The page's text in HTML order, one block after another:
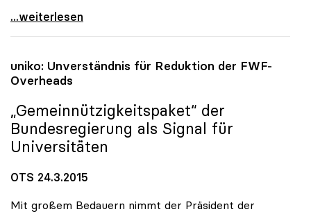
Erste Preisverleihung zu uniko-Projekt
...weiterlesen
uniko: Unverständnis für Reduktion der FWF-
Overheads
„Gemeinnützigkeitspaket“ der
Bundesregierung als Signal für
Universitäten
OTS 24.3.2015
Mit großem Bedauern nimmt der Präsident der